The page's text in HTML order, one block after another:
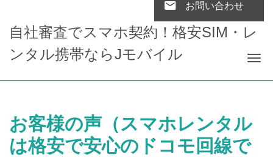
お問い合わせ
自社審査でスマホ契約！格安SIM・レ
ンタル携帯ならJモバイル
お客様の声（スマホレンタル
は格安で安心のドコモ回線で